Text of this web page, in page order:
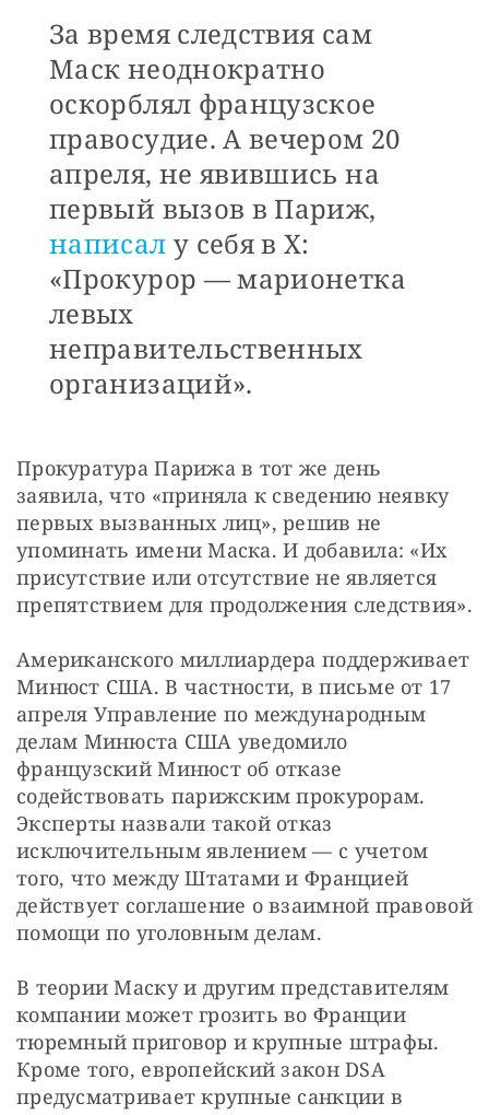
За время следствия сам
Маск неоднократно
оскорблял французское
правосудие. А вечером 20
апреля, не явившись на
первый вызов в Париж,
написал у себя в X:
«Прокурор — марионетка
левых
неправительственных
организаций».
Прокуратура Парижа в тот же день
заявила, что «приняла к сведению неявку
первых вызванных лиц», решив не
упоминать имени Маска. И добавила: «Их
присутствие или отсутствие не является
препятствием для продолжения следствия».
Американского миллиардера поддерживает
Минюст США. В частности, в письме от 17
апреля Управление по международным
делам Минюста США уведомило
французский Минюст об отказе
содействовать парижским прокурорам.
Эксперты назвали такой отказ
исключительным явлением — с учетом
того, что между Штатами и Францией
действует соглашение о взаимной правовой
помощи по уголовным делам.
В теории Маску и другим представителям
компании может грозить во Франции
тюремный приговор и крупные штрафы.
Кроме того, европейский закон DSA
предусматривает крупные санкции в